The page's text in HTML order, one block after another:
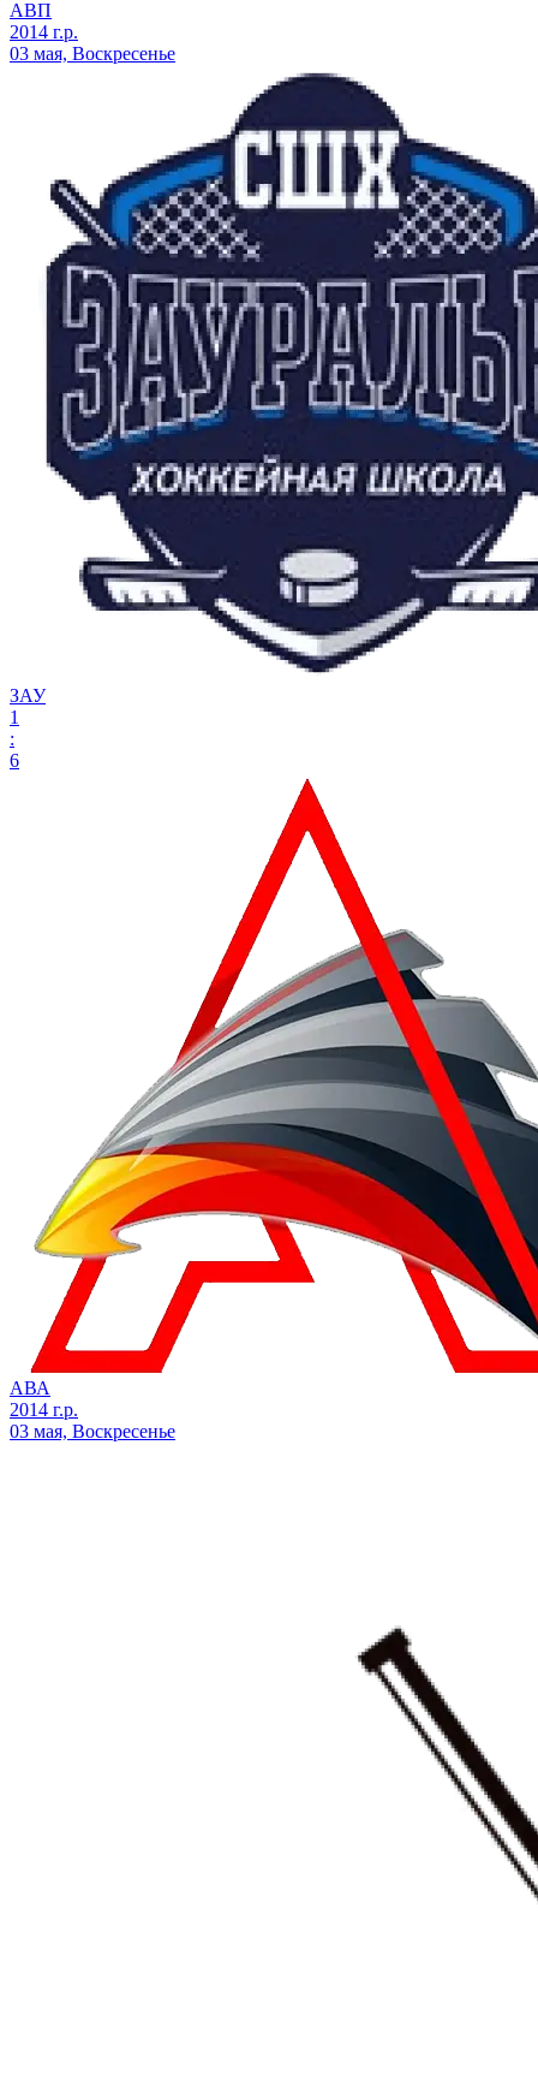
АВП
2014 г.р.
03 мая, Воскресенье
ЗАУ
1
:
6
АВА
2014 г.р.
03 мая, Воскресенье